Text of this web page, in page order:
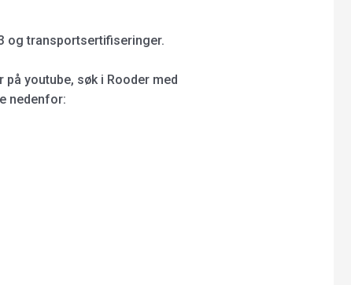
og transportsertifiseringer.
youtube, søk i Rooder med
nedenfor: